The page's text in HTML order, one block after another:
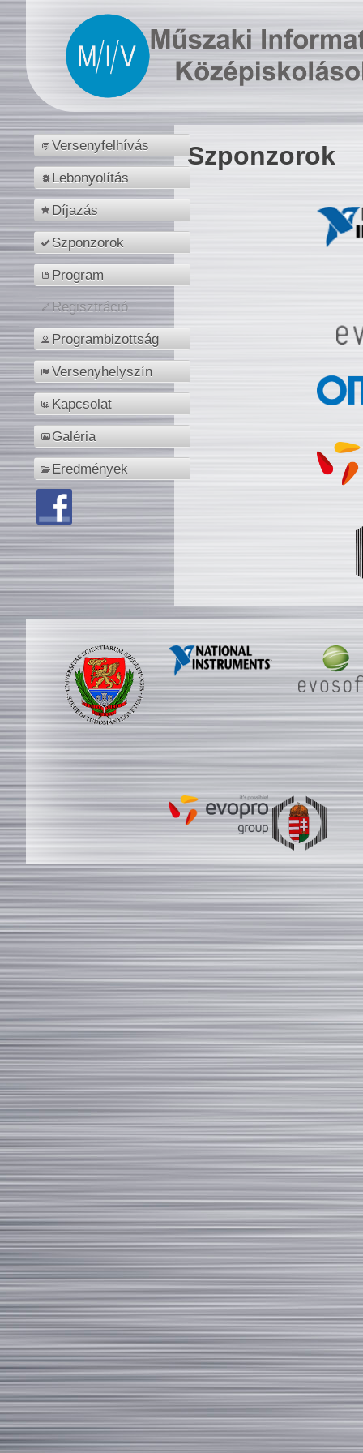
Versenyfelhívás
Lebonyolítás
Díjazás
Szponzorok
Program
Regisztráció
Programbizottság
Versenyhelyszín
Kapcsolat
Galéria
Eredmények
Szponzorok